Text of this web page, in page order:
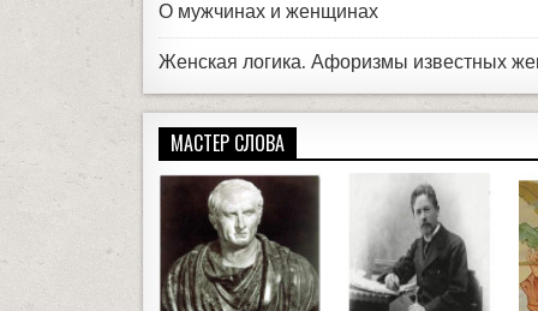
О мужчинах и женщинах
Женская логика. Афоризмы известных
МАСТЕР СЛОВА